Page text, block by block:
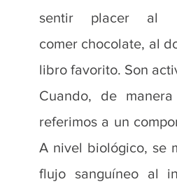
sentir placer al
comer chocolate, al
libro favorito. Son
Cuando, de
referimos a un
A nivel biológico, se
flujo sanguíneo al